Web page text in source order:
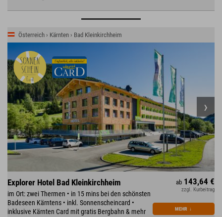
Österreich › Kärnten › Bad Kleinkirchheim
Explorer Hotel Bad Kleinkirchheim
im Ort: zwei Thermen • in 15 mins bei den schönsten
Badeseen Kärntens • inkl. Sonnenscheincard •
inklusive Kärnten Card mit gratis Bergbahn & mehr
ab 143,64 €
zzgl. Kurbeitrag
MEHR ↓